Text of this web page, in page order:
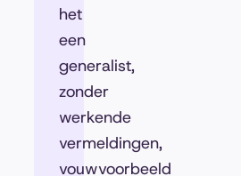
het
een
generalist,
zonder
werkende
vermeldingen,
vouwvoorbeeld